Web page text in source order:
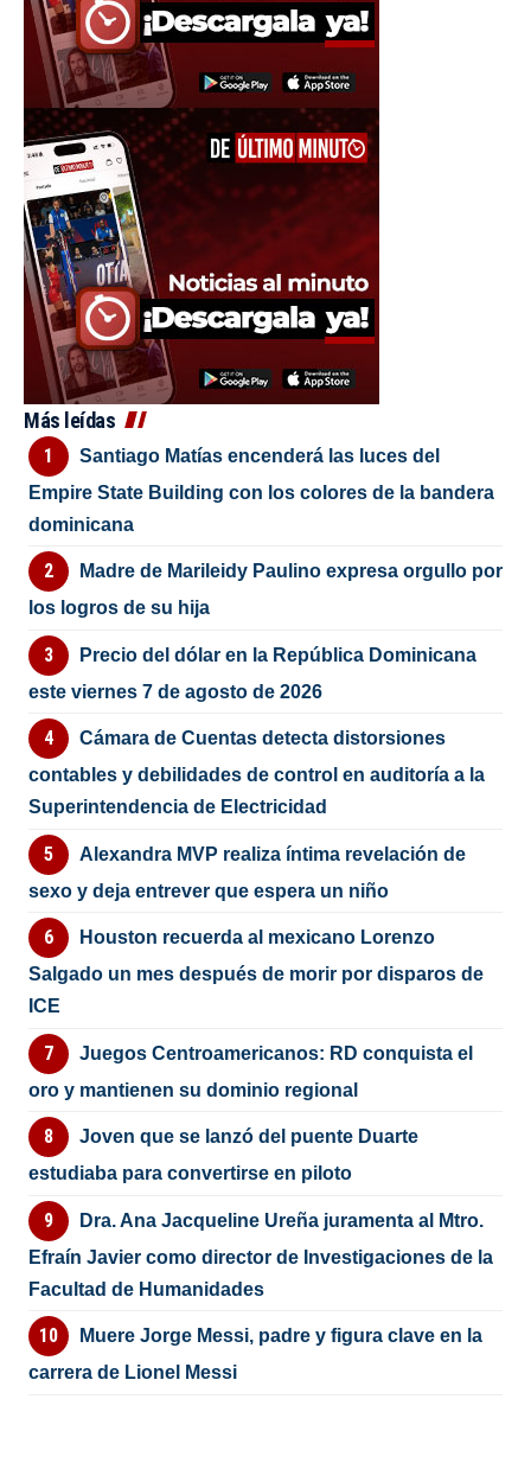
Más leídas
Santiago Matías encenderá las luces del
Empire State Building con los colores de la bandera
dominicana
Madre de Marileidy Paulino expresa orgullo por
los logros de su hija
Precio del dólar en la República Dominicana
este viernes 7 de agosto de 2026
Cámara de Cuentas detecta distorsiones
contables y debilidades de control en auditoría a la
Superintendencia de Electricidad
Alexandra MVP realiza íntima revelación de
sexo y deja entrever que espera un niño
Houston recuerda al mexicano Lorenzo
Salgado un mes después de morir por disparos de
ICE
Juegos Centroamericanos: RD conquista el
oro y mantienen su dominio regional
Joven que se lanzó del puente Duarte
estudiaba para convertirse en piloto
Dra. Ana Jacqueline Ureña juramenta al Mtro.
Efraín Javier como director de Investigaciones de la
Facultad de Humanidades
Muere Jorge Messi, padre y figura clave en la
carrera de Lionel Messi